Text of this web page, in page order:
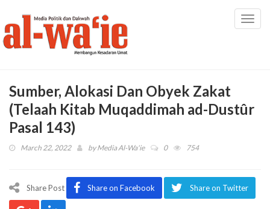
Sumber, Alokasi Dan Obyek Zakat
(Telaah Kitab Muqaddimah ad-Dustûr
Pasal 143)
March 22, 2022 byMedia Al-Wa'ie 0 754
Share Post Share on Facebook Share on Twitter